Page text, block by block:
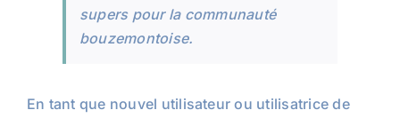
supers pour la communauté
bouzemontoise.
En tant que nouvel utilisateur ou utilisatrice de